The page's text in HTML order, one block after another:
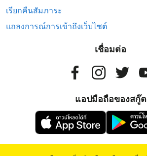
เรียกคืนสัมภาระ
แถลงการณ์การเข้าถึงเว็บไซต์
เชื่อมต่อ
แอปมือถือของสกู๊ต